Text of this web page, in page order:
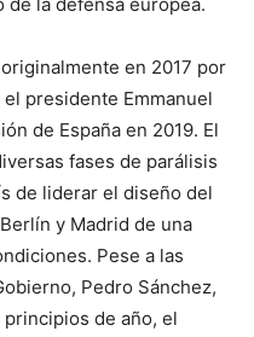
la defensa europea.
en 2017 por
presidente Emmanuel
de España en 2019. El
fases de parálisis
de liderar el diseño del
y Madrid de una
Pese a las
Pedro Sánchez,
de año, el